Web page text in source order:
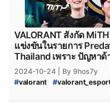
FULLSENSE #
FULL_SENSE_PTC #
# foxz_valorant #foxz #
#ptc # PTC #MiTH #mith
#mith.valorant # xerxia #
# alert_valorant
#Potter_VALROANT #
VALORANT สังกัด
แข่งขันในรายการ
Thailand เพราะ ปัญหา
นัก
2024-10-24
| By 9hos7y
#valorant #